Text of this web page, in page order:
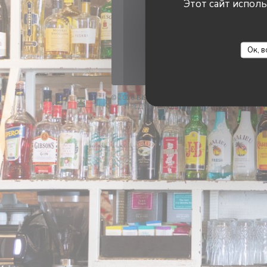
Этот сайт
Ок,
© 2026 BISTRO ALDO — ВЕБ-СТРАНИЦА
ПРЕДУПРЕЖДЕНИЕ ОБ ОТКАЗЕ ОТ